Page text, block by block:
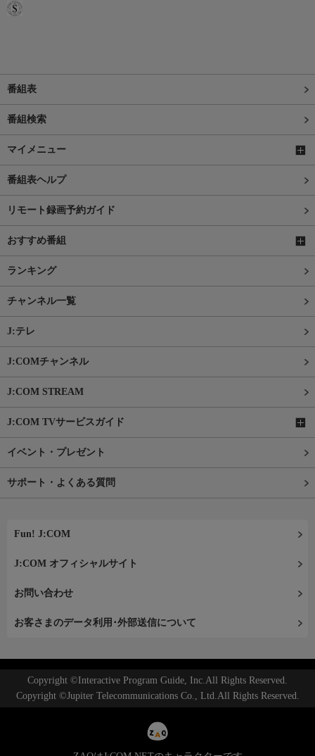
番組表
番組検索
マイメニュー
番組表ヘルプ
リモート録画予約ガイド
おすすめ番組
ランキング
チャンネル一覧
J:テレ
J:COMチャンネル
J:COM STREAM
J:COM TVサービスガイド
イベント・プレゼント
サポート・よくある質問
Fun! J:COM
J:COM オフィシャルサイト
お問い合わせ
お客さまのデータ利用･外部送信について
Copyright ©Interactive Program Guide, Inc.All Rights Reserved.
Copyright ©Jupiter Telecommunications Co., Ltd.All Rights Reserved.